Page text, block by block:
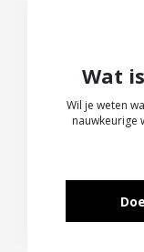
Wat
Wil je weten
nauwkeurige